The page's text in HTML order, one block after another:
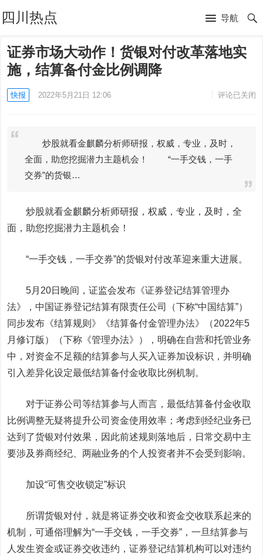
四川热点 导航
证券市场大动作！货银对付改革落地实
施，结算备付金比例调降
快报 2022年5月21日 12:06 评论已关闭
炒股就看金麒麟分析师研报，权威，专业，及时，
全面，助您挖掘潜力主题机会！ “一手交钱，一手
交券”的货银…
炒股就看金麒麟分析师研报，权威，专业，及时，全
面，助您挖掘潜力主题机会！
“一手交钱，一手交券”的货银对付改革迎来重大进展。
5月20日晚间，证监会发布《证券登记结算管理办
法》，中国证券登记结算有限责任公司（下称“中国结算”）
同步发布《结算规则》《结算备付金管理办法》（2022年5
月修订版）（下称《管理办法》），明确在自营和托管业务
中，对资金不足额的结算参与人买入证券加设标识，并明确
引入差异化设定最低结算备付金收取比例机制。
对于证券公司等结算参与人而言，最低结算备付金收取
比例调整无疑将提升公司资金使用效率；考虑到经纪业务已
达到了货银对付效果，因此前述规则落地后，日常交易中主
要涉及券商经纪、两融业务的个人投资者并不会受到影响。
加设“可售交收锁定”标识
所谓货银对付，就是将证券交收和资金交收联系起来的
机制，可通俗理解为“一手交钱，一手交券”，一旦结算参与
人发生资金或证券交收违约，证券登记结算机构可以对违约